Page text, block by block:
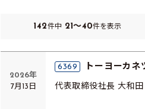
142件中 21～40件を表示
2026年
7月13日
6369 トーヨーカネ
代表取締役社長 大和